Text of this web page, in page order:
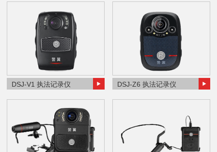
DSJ-V1 执法记录仪 DSJ-Z6 执法记录仪